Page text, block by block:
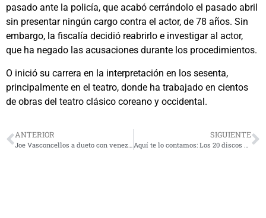
pasado ante la policía, que acabó cerrándolo el pasado abril
sin presentar ningún cargo contra el actor, de 78 años. Sin
embargo, la fiscalía decidió reabrirlo e investigar al actor,
que ha negado las acusaciones durante los procedimientos.
O inició su carrera en la interpretación en los sesenta,
principalmente en el teatro, donde ha trabajado en cientos
de obras del teatro clásico coreano y occidental.
ANTERIOR
Joe Vasconcellos a dueto con venezolano Enghel lanzan pegajosa canción para este verano
SIGUIENTE
Aquí te lo contamos: Los 20 discos mas vendidos de la historia